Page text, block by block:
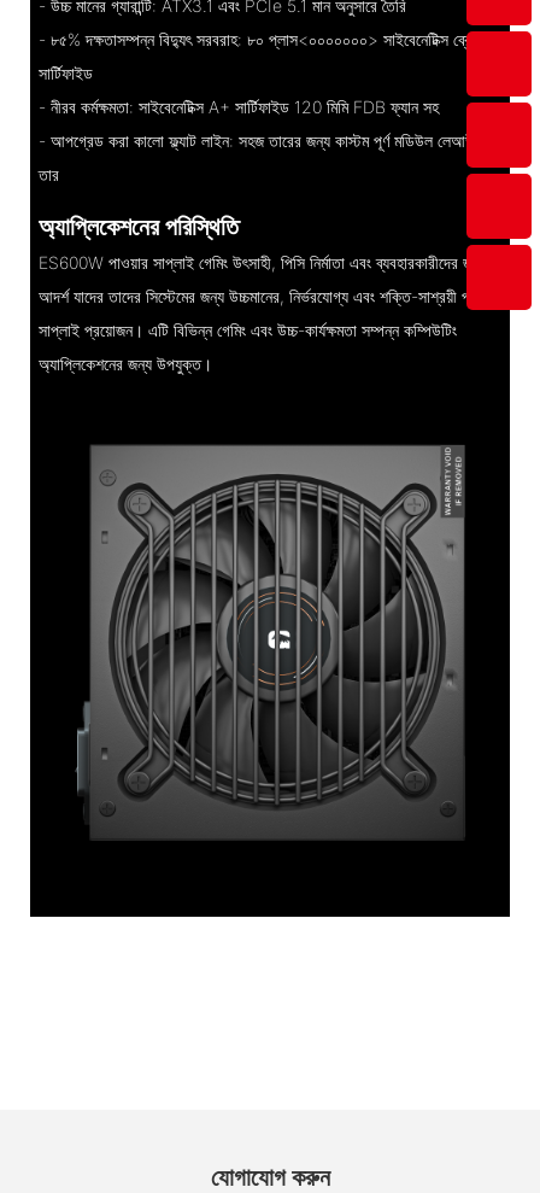
- উচ্চ মানের গ্যারান্টি: ATX3.1 এবং PCIe 5.1 মান অনুসারে তৈরি
- ৮৫% দক্ষতাসম্পন্ন বিদ্যুৎ সরবরাহ: ৮০ প্লাস<০০০০০০০> সাইবেনেটিক্স ব্রোঞ্জ
সার্টিফাইড
- নীরব কর্মক্ষমতা: সাইবেনেটিক্স A+ সার্টিফাইড 120 মিমি FDB ফ্যান সহ
- আপগ্রেড করা কালো ফ্ল্যাট লাইন: সহজ তারের জন্য কাস্টম পূর্ণ মডিউল লেআউট
তার
অ্যাপ্লিকেশনের পরিস্থিতি
ES600W পাওয়ার সাপ্লাই গেমিং উৎসাহী, পিসি নির্মাতা এবং ব্যবহারকারীদের জন্য
আদর্শ যাদের তাদের সিস্টেমের জন্য উচ্চমানের, নির্ভরযোগ্য এবং শক্তি-সাশ্রয়ী পাওয়ার
সাপ্লাই প্রয়োজন। এটি বিভিন্ন গেমিং এবং উচ্চ-কার্যক্ষমতা সম্পন্ন কম্পিউটিং
অ্যাপ্লিকেশনের জন্য উপযুক্ত।
যোগাযোগ করুন